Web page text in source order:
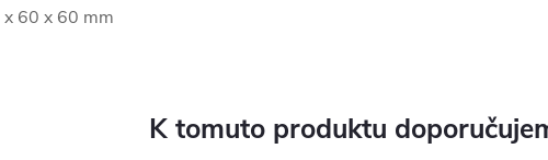
60 x 60 mm
K tomuto produktu